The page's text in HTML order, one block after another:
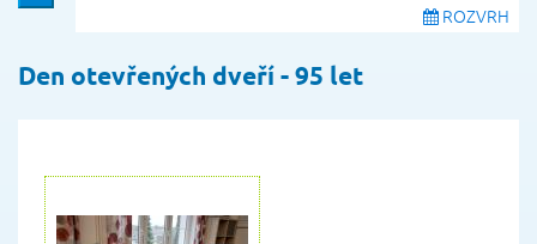
ROZVRH
Den otevřených dveří - 95 let